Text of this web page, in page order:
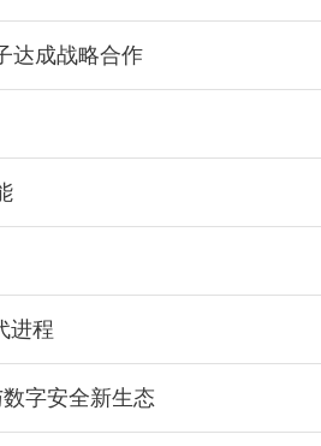
达成战略合作
进程
字安全新生态